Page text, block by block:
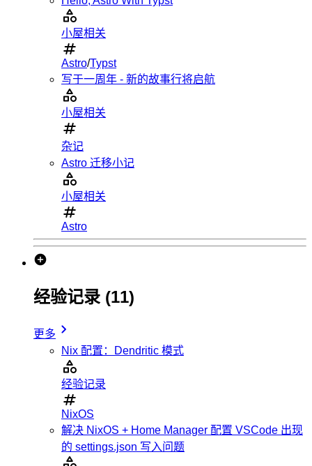
小屋相关
Astro/Typst
写于一周年 - 新的故事行将启航
小屋相关
杂记
Astro 迁移小记
小屋相关
Astro
经验记录 (11)
更多
Nix 配置：Dendritic 模式
经验记录
NixOS
解决 NixOS + Home Manager 配置 VSCode 出现
的 settings.json 写入问题